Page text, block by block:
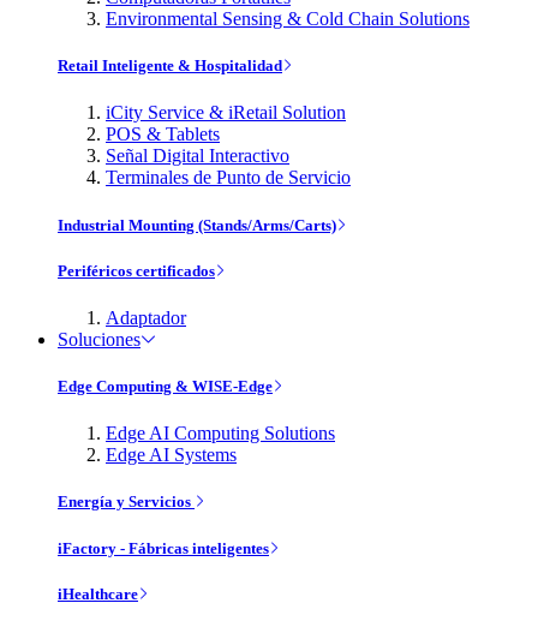
Environmental Sensing & Cold Chain Solutions
Retail Inteligente & Hospitalidad
iCity Service & iRetail Solution
POS & Tablets
Señal Digital Interactivo
Terminales de Punto de Servicio
Industrial Mounting (Stands/Arms/Carts)
Periféricos certificados
Adaptador
Soluciones
Edge Computing & WISE-Edge
Edge AI Computing Solutions
Edge AI Systems
Energía y Servicios
iFactory - Fábricas inteligentes
iHealthcare